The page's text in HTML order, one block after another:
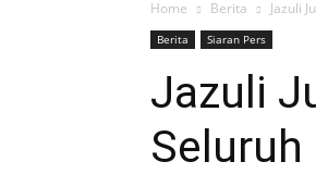
Home Berita Jazuli
Berita Siaran Pers
Jazuli
Seluruh